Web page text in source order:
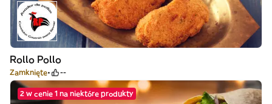
Rollo Pollo
Zamknięte --
2 w cenie 1 na niektóre produkty